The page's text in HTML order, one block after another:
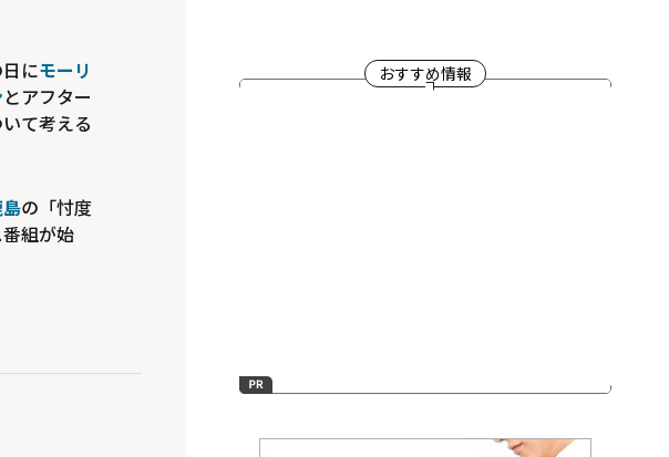
にモーリ
とアフター
て考える
の「忖度
組が始
おすすめ情報